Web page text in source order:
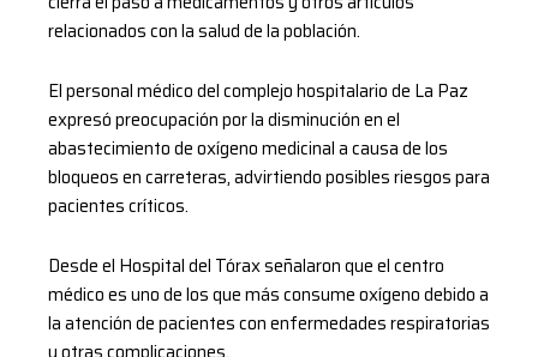
relacionados con la salud de la población.
El personal médico del complejo hospitalario de La Paz
expresó preocupación por la disminución en el
abastecimiento de oxígeno medicinal a causa de los
bloqueos en carreteras, advirtiendo posibles riesgos para
pacientes críticos.
Desde el Hospital del Tórax señalaron que el centro
médico es uno de los que más consume oxígeno debido a
la atención de pacientes con enfermedades respiratorias
y otras complicaciones.